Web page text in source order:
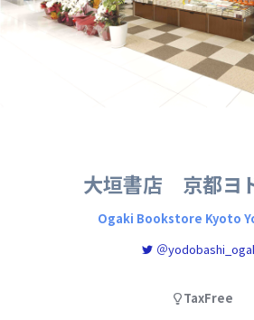
大垣書店 京都ヨ
Ogaki Bookstore Kyoto
＠
TaxFree